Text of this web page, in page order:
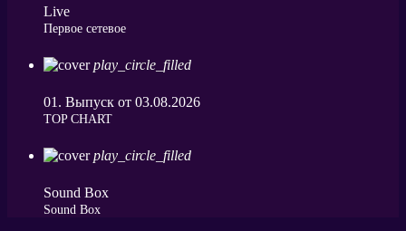
Live
Первое сетевое
play_circle_filled
01. Выпуск от 03.08.2026
ТОP CHART
play_circle_filled
Sound Box
Sound Box